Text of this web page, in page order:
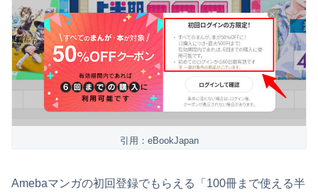
引用：eBookJapan
Amebaマンガの初回登録でもらえる「100冊まで使える半